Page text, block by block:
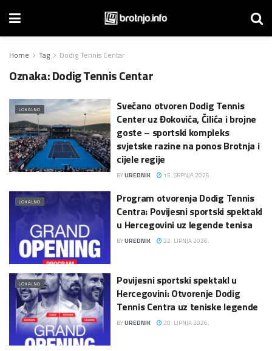
Home Tag Dodig Tennis Centar
Oznaka:Dodig Tennis Centar
LOKALNO
Svečano otvoren Dodig Tennis
Center uz Đokovića, Čilića i brojne
goste – sportski kompleks
svjetske razine na ponos Brotnja i
cijele regije
BYUREDNIK 15. SRPNJA 2026.
LOKALNO
Program otvorenja Dodig Tennis
Centra: Povijesni sportski spektakl
u Hercegovini uz legende tenisa
BYUREDNIK 22. LIPNJA 2026.
LOKALNO
Povijesni sportski spektakl u
Hercegovini: Otvorenje Dodig
Tennis Centra uz teniske legende
BYUREDNIK 20. LIPNJA 2026.